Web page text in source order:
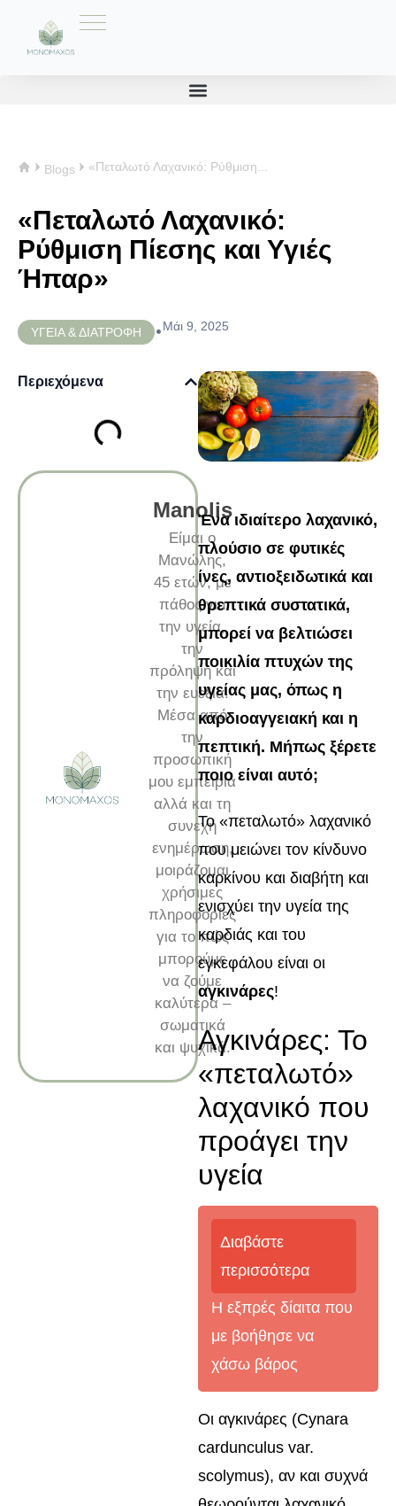
Blogs «Πεταλωτό Λαχανικό: Ρύθμιση...
«Πεταλωτό Λαχανικό:
Ρύθμιση Πίεσης και Υγιές
Ήπαρ»
ΥΓΕΙΑ & ΔΙΑΤΡΟΦΗ •Μάι 9, 2025
Περιεχόμενα
Manolis
Είμαι ο
Μανώλης,
45 ετών, με
πάθος για
την υγεία,
την
πρόληψη και
την ευεξία.
Μέσα από
την
προσωπική
μου εμπειρία
αλλά και τη
συνεχή
ενημέρωση,
μοιράζομαι
χρήσιμες
πληροφορίες
για το πώς
μπορούμε
να ζούμε
καλύτερα –
σωματικά
και ψυχικά.
Ένα ιδιαίτερο λαχανικό,
πλούσιο σε φυτικές
ίνες, αντιοξειδωτικά και
θρεπτικά συστατικά,
μπορεί να βελτιώσει
ποικιλία πτυχών της
υγείας μας, όπως η
καρδιοαγγειακή και η
πεπτική. Μήπως ξέρετε
ποιο είναι αυτό;
Το «πεταλωτό» λαχανικό
που μειώνει τον κίνδυνο
καρκίνου και διαβήτη και
ενισχύει την υγεία της
καρδιάς και του
εγκεφάλου είναι οι
αγκινάρες!
Αγκινάρες: Το
«πεταλωτό»
λαχανικό που
προάγει την
υγεία
Διαβάστε
περισσότερα
Η εξπρές δίαιτα που
με βοήθησε να
χάσω βάρος
Οι αγκινάρες (Cynara
cardunculus var.
scolymus), αν και συχνά